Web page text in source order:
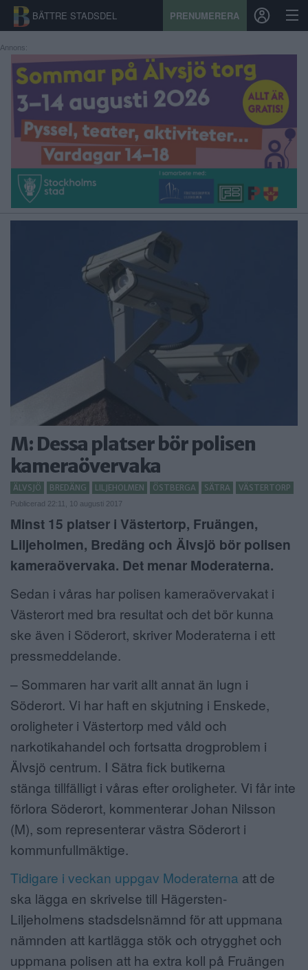
BÄTTRE STADSDEL PRENUMERERA
START
STADSDEL
PRENUMERATION
SPORT
ÅSIKTER
Annons:
M: Dessa platser bör polisen
kameraövervaka
ÄLVSJÖ BREDÄNG LILJEHOLMEN ÖSTBERGA SÄTRA VÄSTERTORP
Publicerad 22:11, 10 augusti 2017
Minst 15 platser i Västertorp, Fruängen,
Liljeholmen, Bredäng och Älvsjö bör polisen
kameraövervaka. Det menar Moderaterna.
Sedan i våras har polisen kameraövervakat i
Västerort med bra resultat och det bör kunna
ske även i Söderort, skriver Moderaterna i ett
pressmeddelande.
– Sommaren har varit allt annat än lugn i
Söderort. Vi har haft en skjutning i Enskede,
oroligheter i Västertorp med våld och
narkotikahandel och fortsatta drogproblem i
Älvsjö centrum. I Sätra fick butikerna
stänga tillfälligt i våras efter oroligheter. Vi får inte
förlora Söderort, kommenterar Johan Nilsson
(M), som representerar västra Söderort i
kommunfullmäktige.
Tidigare i veckan uppgav Moderaterna att de
ska lägga en skrivelse till Hägersten-
Liljeholmens stadsdelsnämnd för att uppmana
nämnden att kartlägga stök och otrygghet och
uppmana polisen att ha extra koll på Fruängen